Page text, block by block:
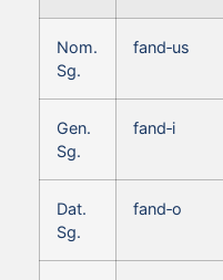
Nom.
Sg.
fand‑us
Gen.
Sg.
fand‑i
Dat.
Sg.
fand‑o